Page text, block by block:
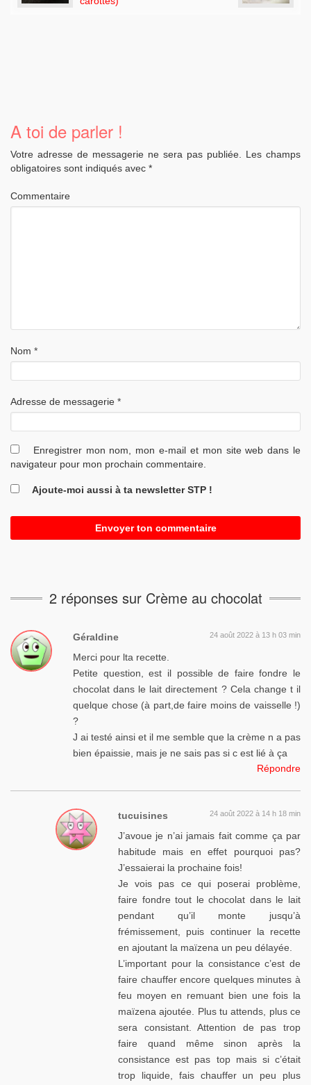
A toi de parler !
Votre adresse de messagerie ne sera pas publiée.
Les champs
obligatoires sont indiqués avec *
Commentaire
Nom *
Adresse de messagerie *
Enregistrer mon nom, mon e-mail et mon site web dans le
navigateur pour mon prochain commentaire.
Ajoute-moi aussi à ta newsletter STP !
2 réponses sur Crème au chocolat
Géraldine 24 août 2022 à 13 h 03 min
Merci pour lta recette.
Petite question, est il possible de faire fondre le
chocolat dans le lait directement ? Cela change t il
quelque chose (à part,de faire moins de vaisselle !)
?
J ai testé ainsi et il me semble que la crème n a pas
bien épaissie, mais je ne sais pas si c est lié à ça
Répondre
tucuisines 24 août 2022 à 14 h 18 min
J’avoue je n’ai jamais fait comme ça par
habitude mais en effet pourquoi pas?
J’essaierai la prochaine fois!
Je vois pas ce qui poserai problème,
faire fondre tout le chocolat dans le lait
pendant qu’il monte jusqu’à
frémissement, puis continuer la recette
en ajoutant la maïzena un peu délayée.
L’important pour la consistance c’est de
faire chauffer encore quelques minutes à
feu moyen en remuant bien une fois la
maïzena ajoutée. Plus tu attends, plus ce
sera consistant. Attention de pas trop
faire quand même sinon après la
consistance est pas top mais si c’était
trop liquide, fais chauffer un peu plus